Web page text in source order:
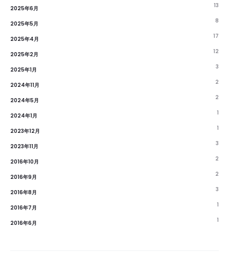
2025年6月 13
2025年5月 8
2025年4月 17
2025年2月 12
2025年1月 3
2024年11月 2
2024年5月 2
2024年1月 1
2023年12月 1
2023年11月 3
2016年10月 2
2016年9月 2
2016年8月 3
2016年7月 1
2016年6月 1